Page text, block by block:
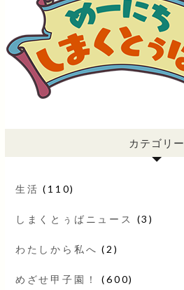
カテゴリー
生活 (110)
しまくとぅばニュース (3)
わたしから私へ (2)
めざせ甲子園！ (600)